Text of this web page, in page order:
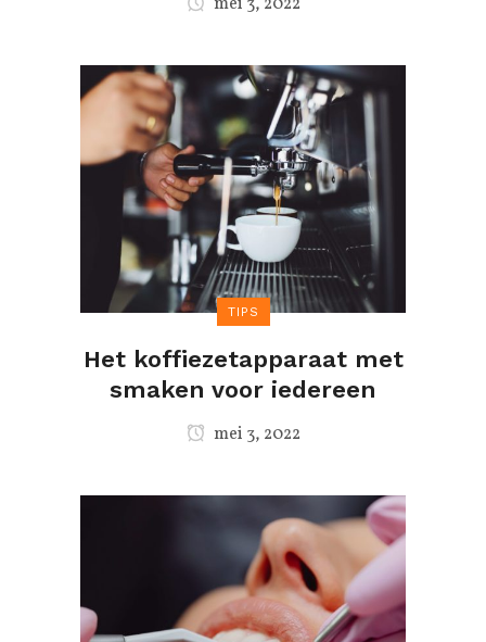
TIPS
Het koffiezetapparaat met
smaken voor iedereen
mei 3, 2022